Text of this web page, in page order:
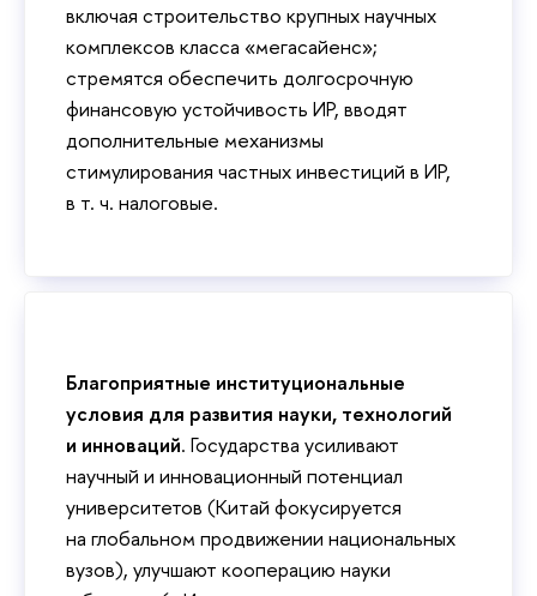
включая строительство крупных научных
комплексов класса «мегасайенс»;
стремятся обеспечить долгосрочную
финансовую устойчивость ИР, вводят
дополнительные механизмы
стимулирования частных инвестиций в ИР,
в т. ч. налоговые.
Благоприятные институциональные
условия для развития науки, технологий
и инноваций. Государства усиливают
научный и инновационный потенциал
университетов (Китай фокусируется
на глобальном продвижении национальных
вузов), улучшают кооперацию науки